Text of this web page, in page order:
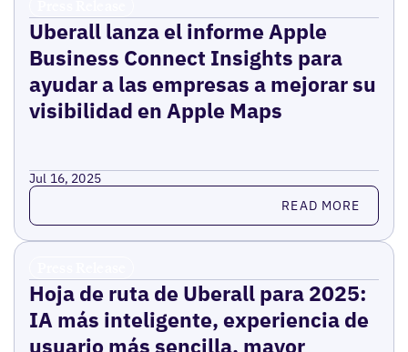
Uberall lanza el informe Apple
Business Connect Insights para
ayudar a las empresas a mejorar su
visibilidad en Apple Maps
Jul 16, 2025
Read more READ MORE
Hoja de ruta de Uberall para 2025:
IA más inteligente, experiencia de
usuario más sencilla, mayor